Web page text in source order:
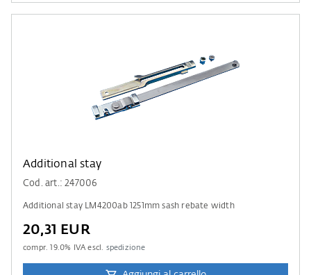
Additional stay
Cod. art.: 247006
Additional stay LM4200ab 1251mm sash rebate width
20,31 EUR
compr.19.0% IVA escl. spedizione